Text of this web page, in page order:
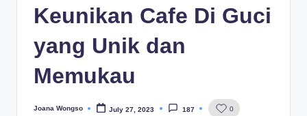
Keunikan Cafe Di Guci
yang Unik dan
Memukau
Posted
Joana Wongso July 27, 2023 187 0